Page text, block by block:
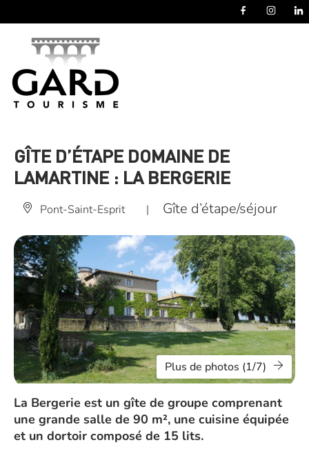
GÎTE D’ÉTAPE DOMAINE DE
LAMARTINE : LA BERGERIE
Pont-Saint-Esprit | Gîte d’étape/séjour
Plus de photos (1/7)
La Bergerie est un gîte de groupe comprenant
une grande salle de 90 m², une cuisine équipée
et un dortoir composé de 15 lits.